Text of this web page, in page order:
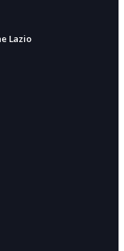
Lazio